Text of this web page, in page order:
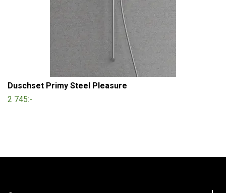
Duschset Primy Steel Pleasure
2 745:-